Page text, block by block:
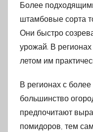
Более
штамбовые сорта
Они быстро
урожай. В
летом им
В регионах с
большинство
предпочитают
помидоров, тем